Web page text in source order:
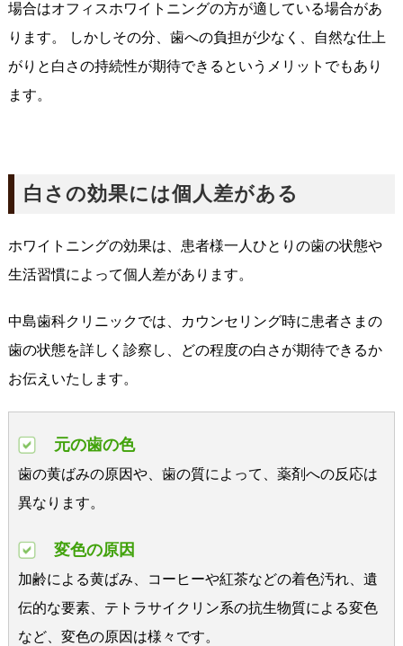
場合はオフィスホワイトニングの方が適している場合があ
ります。 しかしその分、歯への負担が少なく、自然な仕上
がりと白さの持続性が期待できるというメリットでもあり
ます。
白さの効果には個人差がある
ホワイトニングの効果は、患者様一人ひとりの歯の状態や
生活習慣によって個人差があります。
中島歯科クリニックでは、カウンセリング時に患者さまの
歯の状態を詳しく診察し、どの程度の白さが期待できるか
お伝えいたします。
元の歯の色
歯の黄ばみの原因や、歯の質によって、薬剤への反応は
異なります。
変色の原因
加齢による黄ばみ、コーヒーや紅茶などの着色汚れ、遺
伝的な要素、テトラサイクリン系の抗生物質による変色
など、変色の原因は様々です。